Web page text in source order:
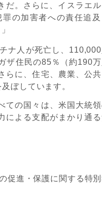
だ。さらに、イスラエ
の加害者への責任追
ナ人が死亡し、 110,000
ザ住民の85 ％（約190万
らに、住宅、農業、公
ぼしています。
の国々は、米国大統領
による支配がまかり通
促進・保護に関する特